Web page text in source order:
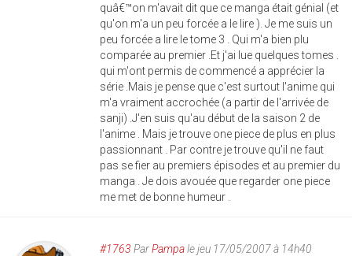
quâ€™on m'avait dit que ce manga était génial (et
qu'on m'a un peu forcée a le lire ). Je me suis un
peu forcée a lire le tome 3 . Qui m'a bien plu
comparée au premier .Et j'ai lue quelques tomes .
qui m'ont permis de commencé a apprécier la
série .Mais je pense que c'est surtout l'anime qui
m'a vraiment accrochée (a partir de l'arrivée de
sanji) .J'en suis qu'au début de la saison 2 de
l'anime . Mais je trouve one piece de plus en plus
passionnant . Par contre je trouve qu'il ne faut
pas se fier au premiers épisodes et au premier du
manga . Je dois avouée que regarder one piece
me met de bonne humeur .
#1763 ParPampale jeu 17/05/2007 à 14h40